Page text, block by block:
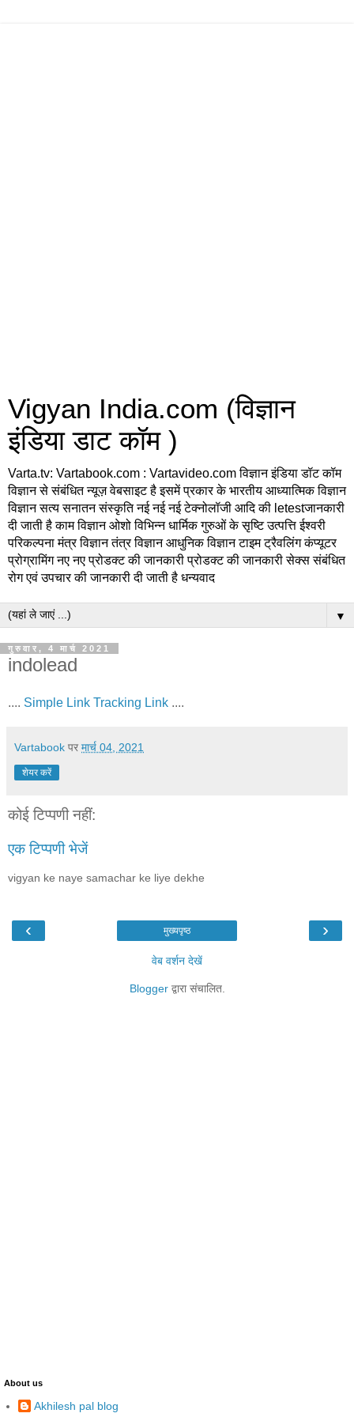
Vigyan India.com (विज्ञान
इंडिया डाट कॉम )
Varta.tv: Vartabook.com : Vartavideo.com विज्ञान इंडिया डॉट कॉम
विज्ञान से संबंधित न्यूज़ वेबसाइट है इसमें प्रकार के भारतीय आध्यात्मिक विज्ञान
विज्ञान सत्य सनातन संस्कृति नई नई नई टेक्नोलॉजी आदि की letestजानकारी
दी जाती है काम विज्ञान ओशो विभिन्न धार्मिक गुरुओं के सृष्टि उत्पत्ति ईश्वरी
परिकल्पना मंत्र विज्ञान तंत्र विज्ञान आधुनिक विज्ञान टाइम ट्रैवलिंग कंप्यूटर
प्रोग्रामिंग नए नए प्रोडक्ट की जानकारी प्रोडक्ट की जानकारी सेक्स संबंधित
रोग एवं उपचार की जानकारी दी जाती है धन्यवाद
▼
गुरुवार, 4 मार्च 2021
indolead
.... Simple Link Tracking Link ....
Vartabook पर मार्च 04, 2021
शेयर करें
कोई टिप्पणी नहीं:
एक टिप्पणी भेजें
vigyan ke naye samachar ke liye dekhe
‹ ›
मुख्यपृष्ठ
वेब वर्शन देखें
Bloggerद्वारा संचालित.
About us
Akhilesh pal blog